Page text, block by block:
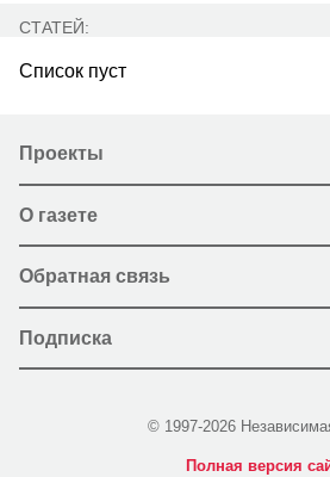
СТАТЕЙ:
Список пуст
Проекты
О газете
Обратная связь
Подписка
© 1997-2026
Полная версия